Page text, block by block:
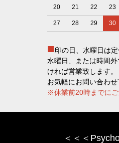
20 21 22 23
27 28 29 30
■印の日、水曜日は定
水曜日、または時間
ければ営業致します。
お気軽にお問い合わせ
※休業前20時までにご
＜＜＜